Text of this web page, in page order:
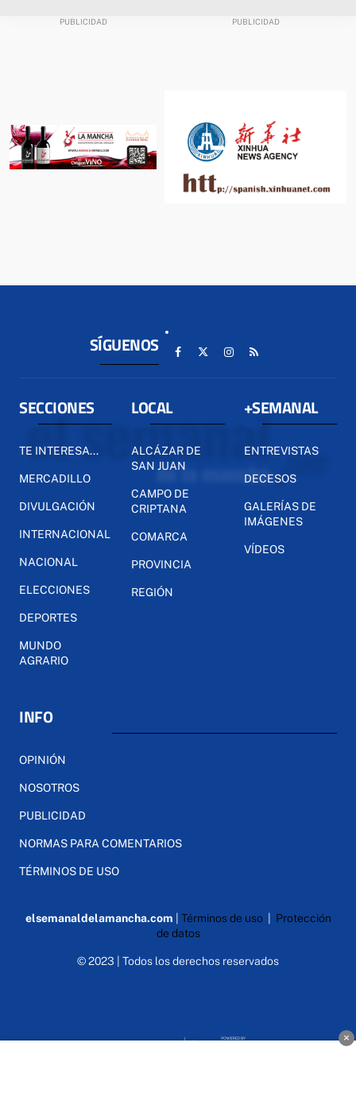
SÍGUENOS
SECCIONES
TE INTERESA...
MERCADILLO
DIVULGACIÓN
INTERNACIONAL
NACIONAL
ELECCIONES
DEPORTES
MUNDO
AGRARIO
LOCAL
ALCÁZAR DE
SAN JUAN
CAMPO DE
CRIPTANA
COMARCA
PROVINCIA
REGIÓN
+SEMANAL
ENTREVISTAS
DECESOS
GALERÍAS DE
IMÁGENES
VÍDEOS
INFO
OPINIÓN
NOSOTROS
PUBLICIDAD
NORMAS PARA COMENTARIOS
TÉRMINOS DE USO
elsemanaldelamancha.com Términos de uso| Protección
de datos
© 2023 | Todos los derechos reservados
×